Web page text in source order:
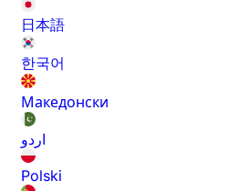
日本語
한국어
Македонски
اردو
Polski